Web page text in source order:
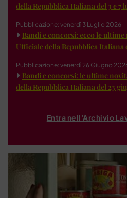
della Repubblica Italiana del 3 e 7
Pubblicazione: venerdì 3 Luglio 2026
Bandi e concorsi: ecco le ultime
Ufficiale della Repubblica Italiana
Pubblicazione: venerdì 26 Giugno
Bandi e concorsi: le ultime
della Repubblica Italiana del 23
Entra nell'Archivio